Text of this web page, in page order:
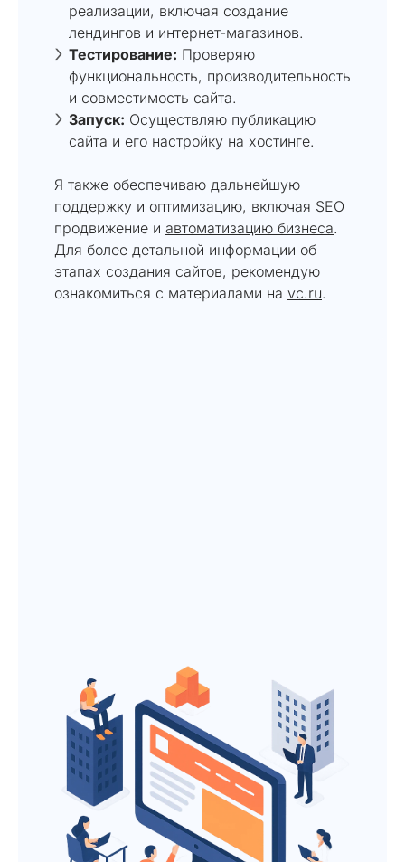
реализации, включая создание
лендингов и интернет-магазинов.
Тестирование: Проверяю
функциональность, производительность
и совместимость сайта.
Запуск: Осуществляю публикацию
сайта и его настройку на хостинге.
Я также обеспечиваю дальнейшую
поддержку и оптимизацию, включая SEO
продвижение и автоматизацию бизнеса.
Для более детальной информации об
этапах создания сайтов, рекомендую
ознакомиться с материалами на vc.ru.